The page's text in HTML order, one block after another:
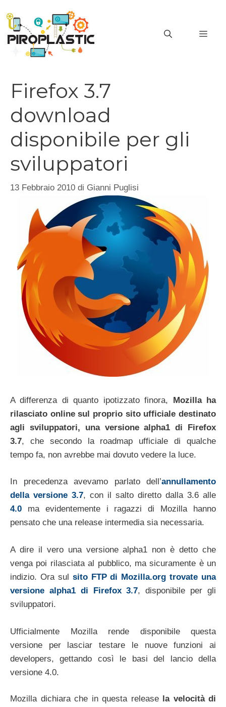
contenuto
Firefox 3.7
download
disponibile per gli
sviluppatori
13 Febbraio 2010 di Gianni Puglisi
A differenza di quanto ipotizzato finora, Mozilla ha
rilasciato online sul proprio sito ufficiale destinato
agli sviluppatori, una versione alpha1 di Firefox
3.7, che secondo la roadmap ufficiale di qualche
tempo fa, non avrebbe mai dovuto vedere la luce.
In precedenza avevamo parlato dell’annullamento
della versione 3.7, con il salto diretto dalla 3.6 alle
4.0 ma evidentemente i ragazzi di Mozilla hanno
pensato che una release intermedia sia necessaria.
A dire il vero una versione alpha1 non è detto che
venga poi rilasciata al pubblico, ma sicuramente è un
indizio. Ora sul sito FTP di Mozilla.org trovate una
versione alpha1 di Firefox 3.7, disponibile per gli
sviluppatori.
Ufficialmente Mozilla rende disponibile questa
versione per lasciar testare le nuove funzioni ai
developers, gettando così le basi del lancio della
versione 4.0.
Mozilla dichiara che in questa release la velocità di